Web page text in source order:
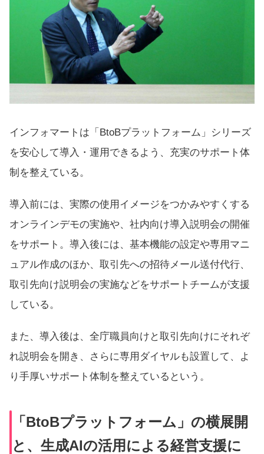
インフォマートは「BtoBプラットフォーム」シリーズ
を安心して導入・運用できるよう、充実のサポート体
制を整えている。
導入前には、実際の使用イメージをつかみやすくする
オンラインデモの実施や、社内向け導入説明会の開催
をサポート。導入後には、基本機能の設定や専用マニ
ュアル作成のほか、取引先への招待メール送付代行、
取引先向け説明会の実施などをサポートチームが支援
している。
また、導入後は、全庁職員向けと取引先向けにそれぞ
れ説明会を開き、さらに専用ダイヤルも設置して、よ
り手厚いサポート体制を整えているという。
「BtoBプラットフォーム」の横展開
と、生成AIの活用による経営支援に